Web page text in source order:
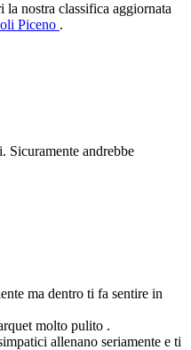
la nostra classifica aggiornata
Piceno .
Sicuramente andrebbe
ma dentro ti fa sentire in
molto pulito .
allenano seriamente e ti